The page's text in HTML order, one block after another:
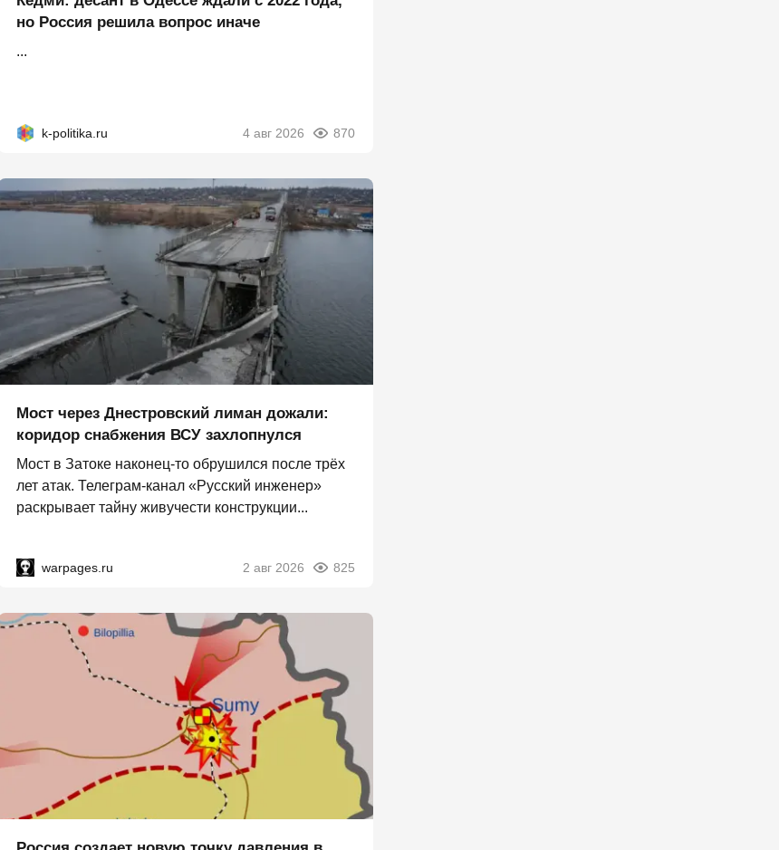
но Россия решила вопрос иначе
...
k-politika.ru 4 авг 2026 870
Мост через Днестровский лиман дожали:
коридор снабжения ВСУ захлопнулся
Мост в Затоке наконец-то обрушился после трёх
лет атак. Телеграм-канал «Русский инженер»
раскрывает тайну живучести конструкции...
warpages.ru 2 авг 2026 825